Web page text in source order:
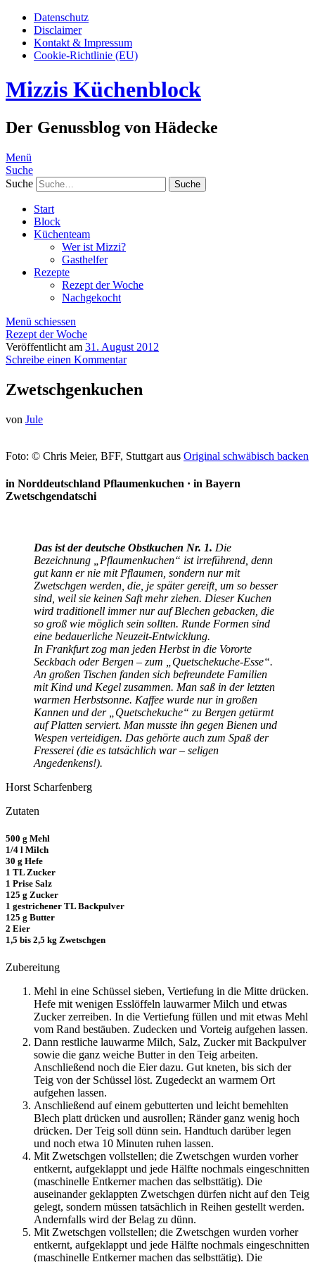
Datenschutz
Disclaimer
Kontakt & Impressum
Cookie-Richtlinie (EU)
Mizzis Küchenblock
Der Genussblog von Hädecke
Menü
Suche
Suche
Start
Block
Küchenteam
Wer ist Mizzi?
Gasthelfer
Rezepte
Rezept der Woche
Nachgekocht
Menü schiessen
Rezept der Woche
Veröffentlicht am 31. August 2012
Schreibe einen Kommentar
Zwetschgenkuchen
von Jule
Foto: © Chris Meier, BFF, Stuttgart aus Original schwäbisch backen
in Norddeutschland Pflaumenkuchen · in Bayern
Zwetschgendatschi
Das ist der deutsche Obstkuchen Nr. 1. Die
Bezeichnung „Pflaumenkuchen“ ist irreführend, denn
gut kann er nie mit Pflaumen, sondern nur mit
Zwetschgen werden, die, je später gereift, um so besser
sind, weil sie keinen Saft mehr ziehen. Dieser Kuchen
wird traditionell immer nur auf Blechen gebacken, die
so groß wie möglich sein sollten. Runde Formen sind
eine bedauerliche Neuzeit-Entwicklung.
In Frankfurt zog man jeden Herbst in die Vororte
Seckbach oder Bergen – zum „Quetschekuche-Esse“.
An großen Tischen fanden sich befreundete Familien
mit Kind und Kegel zusammen. Man saß in der letzten
warmen Herbstsonne. Kaffee wurde nur in großen
Kannen und der „Quetschekuche“ zu Bergen getürmt
auf Platten serviert. Man musste ihn gegen Bienen und
Wespen verteidigen. Das gehörte auch zum Spaß der
Fresserei (die es tatsächlich war – seligen
Angedenkens!).
Horst Scharfenberg
Zutaten
500 g Mehl
1/4 l Milch
30 g Hefe
1 TL Zucker
1 Prise Salz
125 g Zucker
1 gestrichener TL Backpulver
125 g Butter
2 Eier
1,5 bis 2,5 kg Zwetschgen
Zubereitung
Mehl in eine Schüssel sieben, Vertiefung in die Mitte drücken.
Hefe mit wenigen Esslöffeln lauwarmer Milch und etwas
Zucker zerreiben. In die Vertiefung füllen und mit etwas Mehl
vom Rand bestäuben. Zudecken und Vorteig aufgehen lassen.
Dann restliche lauwarme Milch, Salz, Zucker mit Backpulver
sowie die ganz weiche Butter in den Teig arbeiten.
Anschließend noch die Eier dazu. Gut kneten, bis sich der
Teig von der Schüssel löst. Zugedeckt an warmem Ort
aufgehen lassen.
Anschließend auf einem gebutterten und leicht bemehlten
Blech platt drücken und ausrollen; Ränder ganz wenig hoch
drücken. Der Teig soll dünn sein. Handtuch darüber legen
und noch etwa 10 Minuten ruhen lassen.
Mit Zwetschgen vollstellen; die Zwetschgen wurden vorher
entkernt, aufgeklappt und jede Hälfte nochmals eingeschnitten
(maschinelle Entkerner machen das selbsttätig). Die
auseinander geklappten Zwetschgen dürfen nicht auf den Teig
gelegt, sondern müssen tatsächlich in Reihen gestellt werden.
Andernfalls wird der Belag zu dünn.
Mit Zwetschgen vollstellen; die Zwetschgen wurden vorher
entkernt, aufgeklappt und jede Hälfte nochmals eingeschnitten
(maschinelle Entkerner machen das selbsttätig). Die